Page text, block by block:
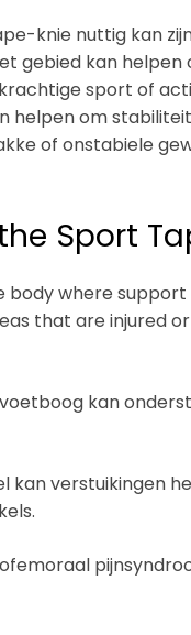
knie nuttig kan
gebied kan
sport of
helpen om
of onstabiele
Sport
where support
that are injured
kan
kan verstuikingen